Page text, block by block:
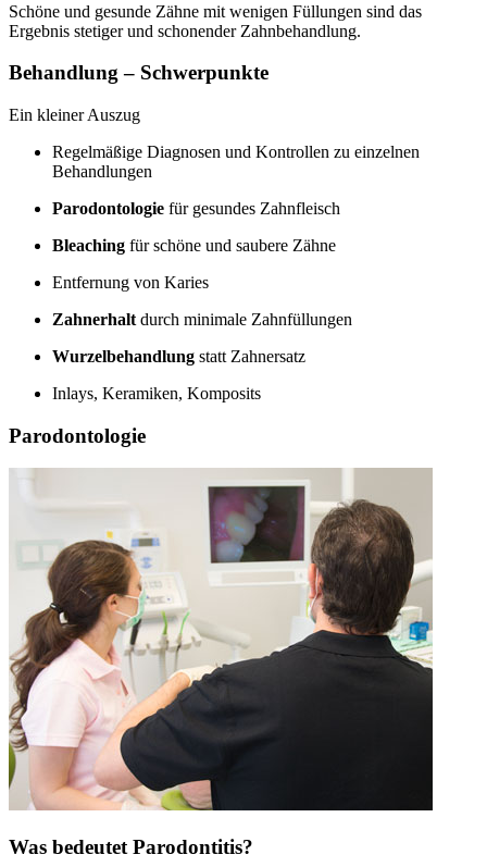
Schöne und gesunde Zähne mit wenigen Füllungen sind das
Ergebnis stetiger und schonender Zahnbehandlung.
Behandlung – Schwerpunkte
Ein kleiner Auszug
Regelmäßige Diagnosen und Kontrollen zu einzelnen
Behandlungen
Parodontologie für gesundes Zahnfleisch
Bleaching für schöne und saubere Zähne
Entfernung von Karies
Zahnerhalt durch minimale Zahnfüllungen
Wurzelbehandlung statt Zahnersatz
Inlays, Keramiken, Komposits
Parodontologie
Was bedeutet Parodontitis?